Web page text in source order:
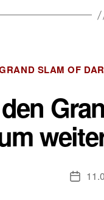
SLAM OF